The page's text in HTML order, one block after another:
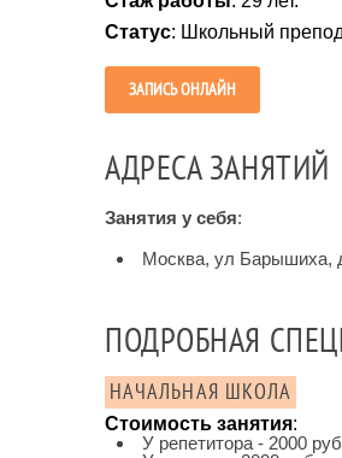
Статус: Школьный
ЗАПИСЬ ОНЛАЙН
АДРЕСА ЗАНЯТИЙ
Занятия у себя:
Москва, ул Барышиха,
ПОДРОБНАЯ
НАЧАЛЬНАЯ ШКОЛА
Стоимость занятия:
У репетитора - 2000